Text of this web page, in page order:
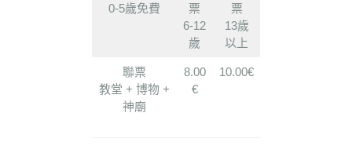
0-5歲免費
票
6-12
歲
票
13歲
以上
聯票
教堂 + 博物 +
神廟
8.00
€
10.00€